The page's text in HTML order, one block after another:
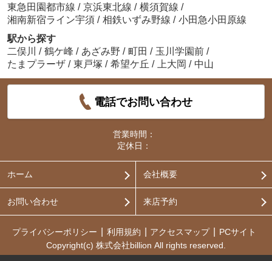
東急田園都市線 / 京浜東北線 / 横須賀線 /
湘南新宿ライン宇須 / 相鉄いずみ野線 / 小田急小田原線
駅から探す
二俣川
/ 鶴ケ峰 / あざみ野 / 町田 / 玉川学園前 /
たまプラーザ / 東戸塚 / 希望ケ丘 / 上大岡 / 中山
電話でお問い合わせ
営業時間：
定休日：
ホーム 会社概要
お問い合わせ 来店予約
プライバシーポリシー 利用規約 アクセスマップ
PCサイト
Copyright(c) 株式会社billion All rights reserved.